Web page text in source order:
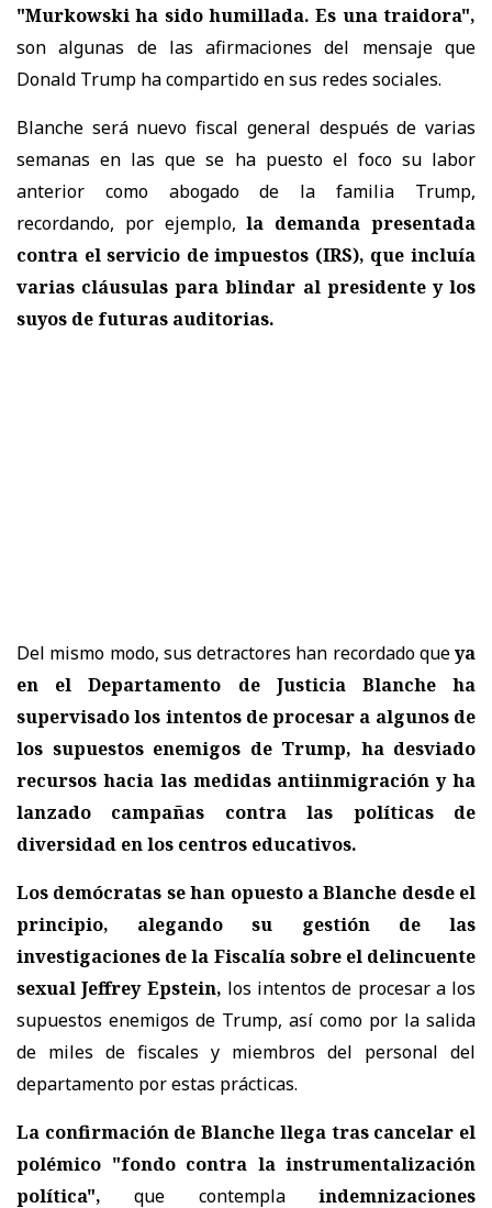
"Murkowski ha sido humillada. Es una traidora",
son algunas de las afirmaciones del mensaje que
Donald Trump ha compartido en sus redes sociales.
Blanche será nuevo fiscal general después de varias
semanas en las que se ha puesto el foco su labor
anterior como abogado de la familia Trump,
recordando, por ejemplo,la demanda presentada
contra el servicio de impuestos (IRS), que incluía
varias cláusulas para blindar al presidente y los
suyos de futuras auditorias.
Del mismo modo, sus detractores han recordado queya
en el Departamento de Justicia Blanche ha
supervisado los intentos de procesar a algunos de
los supuestos enemigos de Trump, ha desviado
recursos hacia las medidas antiinmigración y ha
lanzado campañas contra las políticas de
diversidad en los centros educativos.
Los demócratas se han opuesto a Blanche desde el
principio, alegando su gestión de las
investigaciones de la Fiscalía sobre el delincuente
sexual Jeffrey Epstein, los intentos de procesar a los
supuestos enemigos de Trump, así como por la salida
de miles de fiscales y miembros del personal del
departamento por estas prácticas.
La confirmación de Blanche llega tras cancelar el
polémico "fondo contra la instrumentalización
política", que contempla indemnizaciones